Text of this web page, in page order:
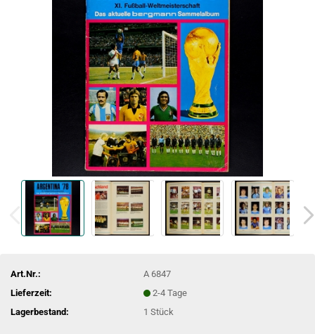
Art.Nr.:
A 6847
Lieferzeit:
2-4 Tage
Lagerbestand:
1Stück